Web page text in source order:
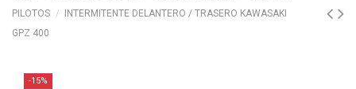
PILOTOS
INTERMITENTE DELANTERO / TRASERO KAWASAKI
GPZ 400
-15%